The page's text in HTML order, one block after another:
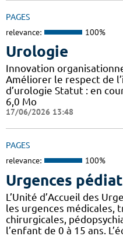
PAGES
relevance: 100%
Urologie
Innovation
Améliorer le respect de
d’urologie Statut : en
6,0 Mo
17/06/2026 13:48
PAGES
relevance: 100%
Urgences
L’Unité d’Accueil des
les urgences médicales,
chirurgicales,
l’enfant de 0 à 15 ans.